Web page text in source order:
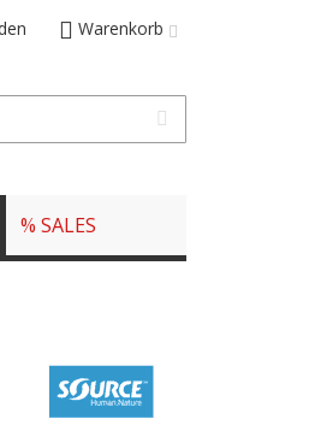
Warenkorb
% SALES